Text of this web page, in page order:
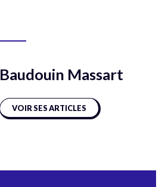
Baudouin Massart
VOIR SES ARTICLES